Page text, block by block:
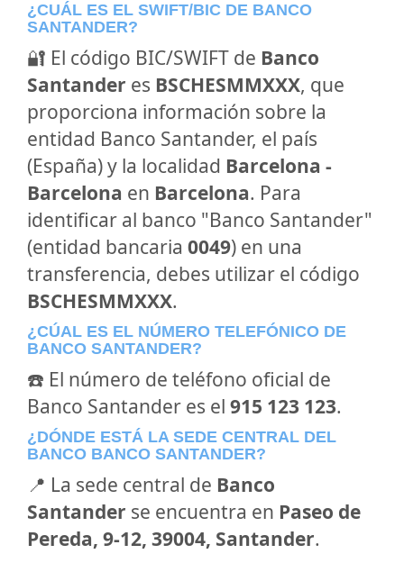
¿CUÁL ES EL SWIFT/BIC DE BANCO
SANTANDER?
🔐 El código BIC/SWIFT de Banco
Santander es BSCHESMMXXX, que
proporciona información sobre la
entidad Banco Santander, el país
(España) y la localidad Barcelona -
Barcelona en Barcelona. Para
identificar al banco "Banco Santander"
(entidad bancaria 0049) en una
transferencia, debes utilizar el código
BSCHESMMXXX.
¿CÚAL ES EL NÚMERO TELEFÓNICO DE
BANCO SANTANDER?
☎️ El número de teléfono oficial de
Banco Santander es el 915 123 123.
¿DÓNDE ESTÁ LA SEDE CENTRAL DEL
BANCO BANCO SANTANDER?
📍 La sede central de Banco
Santander se encuentra en Paseo de
Pereda, 9-12, 39004, Santander.